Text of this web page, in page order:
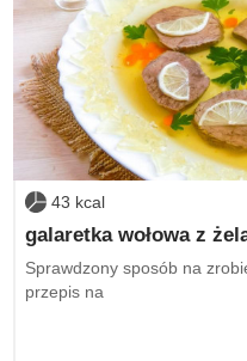
43 kcal
galaretka wołowa z
Sprawdzony sposób na
przepis na